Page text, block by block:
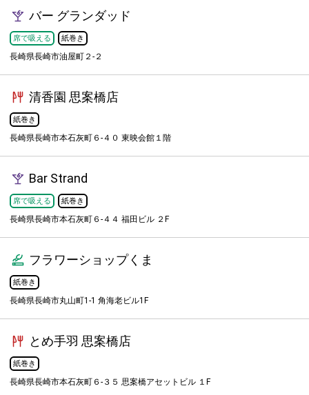
バー グランダッド
席で吸える 紙巻き
長崎県長崎市油屋町２-２
清香園 思案橋店
紙巻き
長崎県長崎市本石灰町６-４０ 東映会館１階
Bar Strand
席で吸える 紙巻き
長崎県長崎市本石灰町６-４４ 福田ビル ２F
フラワーショップくま
紙巻き
長崎県長崎市丸山町1-1 角海老ビル1F
とめ手羽 思案橋店
紙巻き
長崎県長崎市本石灰町６-３５ 思案橋アセットビル １F